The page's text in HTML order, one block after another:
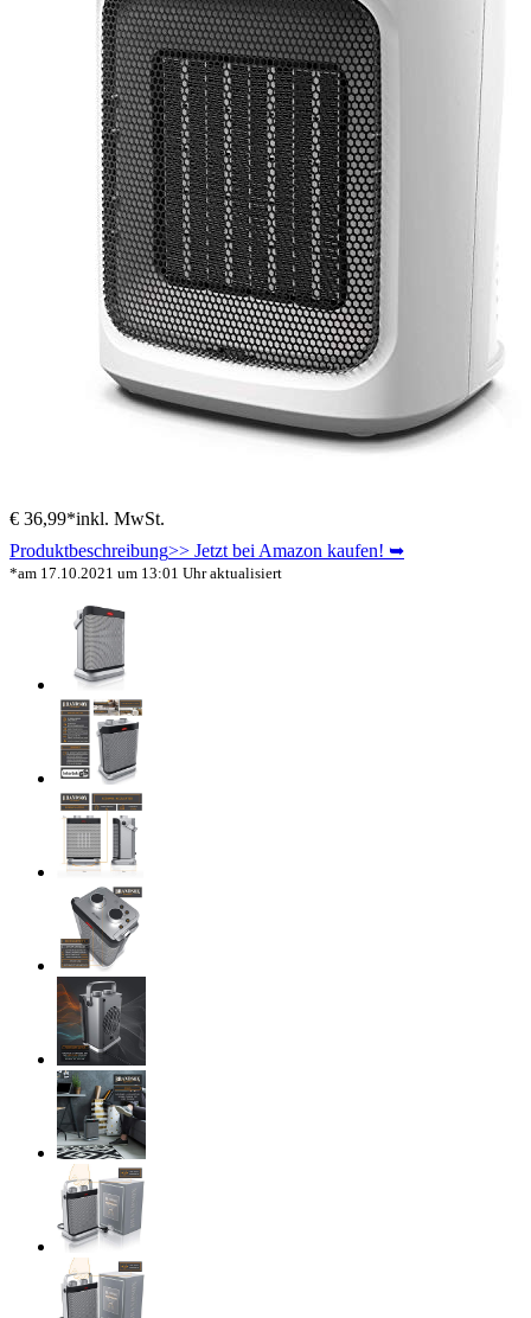
€ 36,99*inkl. MwSt.
Produktbeschreibung>> Jetzt bei Amazon kaufen! ➥
*am 17.10.2021 um 13:01 Uhr aktualisiert